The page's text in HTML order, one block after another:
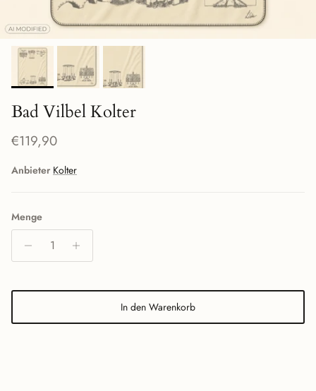
Bad Vilbel Kolter
Normaler Preis
€119,90
Anbieter Kolter
Menge
In den Warenkorb